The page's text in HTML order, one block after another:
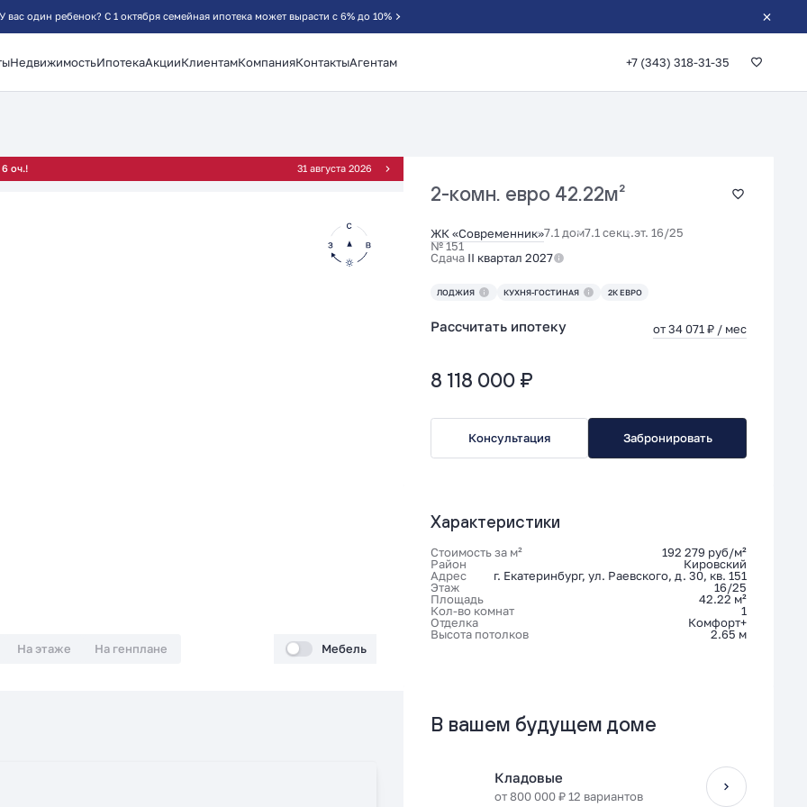
У вас один ребенок? С 1 октября семейная ипотека может вырасти с 6% до 10%
НедвижимостьИпотекаАкцииКлиентамКомпанияКонтактыАгентам +7 (343) 318-31-35
оч.! 31 августа 2026
На этаже На генплане Мебель
2-комн. евро 42.22м²
ЖК «Современник»7.1 дом7.1 секц.эт. 16/25
№ 151
Сдача II квартал 2027
ЛОДЖИЯ КУХНЯ-ГОСТИНАЯ 2К ЕВРО
Рассчитать ипотеку от 34 071 ₽ / мес
8 118 000 ₽
Консультация Забронировать
Характеристики
Стоимость за м²
192 279 руб/м²
Район
Кировский
Адрес
г. Екатеринбург, ул. Раевского, д. 30, кв. 151
Этаж
16/25
Площадь
42.22 м²
Кол-во комнат
1
Отделка
Комфорт+
Высота потолков
2.65 м
В вашем будущем доме
Кладовые
от 800 000 ₽ 12 вариантов